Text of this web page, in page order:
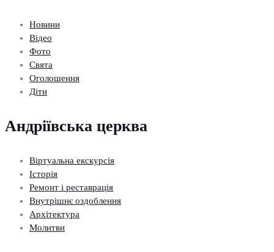
Новини
Відео
Фото
Свята
Оголошення
Діти
Андріївська церква
Віртуальна екскурсія
Історія
Ремонт і реставрація
Внутрішнє оздоблення
Архітектура
Молитви